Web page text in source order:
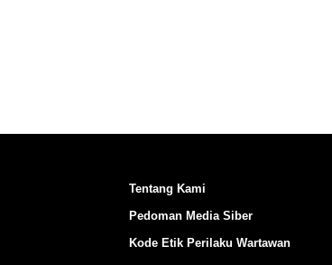
Tentang Kami
Pedoman Media Siber
Kode Etik Perilaku Wartawan